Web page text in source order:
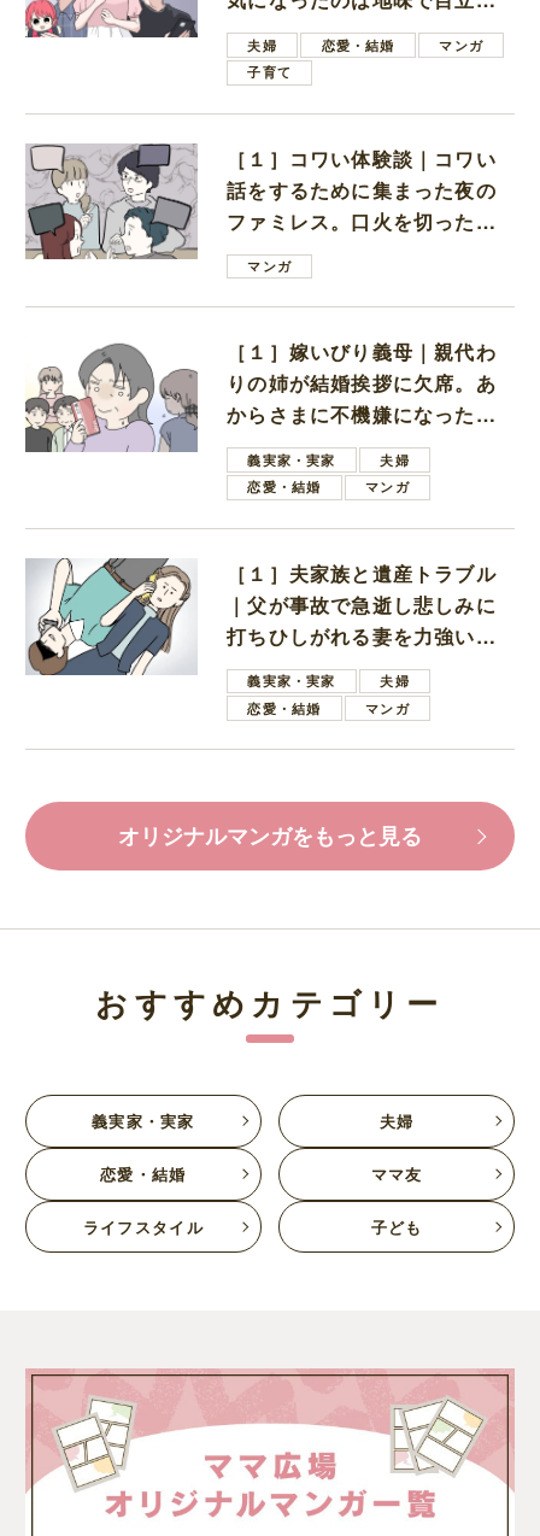
ない男子学生
夫婦 恋愛・結婚
マンガ
子育て
［１］コワい体験談｜コワい
話をするために集まった夜の
ファミレス。口火を切ったの
は電車好きの男の子ママ
マンガ
［１］嫁いびり義母｜親代わ
りの姉が結婚挨拶に欠席。あ
からさまに不機嫌になった義
母義実家・実家
夫婦
恋愛・結婚
マンガ
［１］夫家族と遺産トラブル
｜父が事故で急逝し悲しみに
打ちひしがれる妻を力強い言
葉で励ます夫
義実家・実家
夫婦
恋愛・結婚
マンガ
オリジナルマンガをもっと見る
おすすめカテゴリー
義実家・実家 夫婦
恋愛・結婚 ママ友
ライフスタイル 子ども